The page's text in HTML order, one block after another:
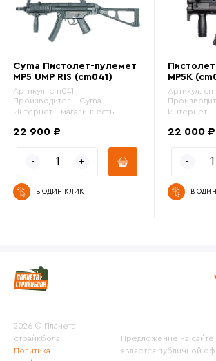
Cyma Пистолет-пулемет
MP5 UMP RIS (cm041)
Артикул: cm041
Производитель: Cyma
Интернет - магазин: есть
22 900 ₽
В ОДИН КЛИК
MP5K
Артикул:
Интернет -
22 000 ₽
В
2026 © Планета
страйкбола
Политика
Предложение на сайте
является публичной